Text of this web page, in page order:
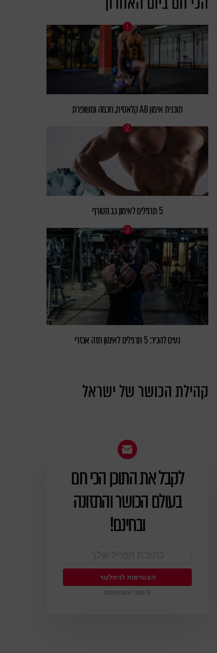
תוכנית אימון AB קלאסית, חכמה ומשופרת
5 תרגילים לאימון גב מטורף
נעים להכיר: 5 תרגילים לאימון חזה אכזרי
קהילת הכושר של ישראל
ניוזלטר
לקבל את התוכן הכי חם
בעולם הכושר והתזונה
ובחינם!
אל חשש, לא נשלח ספאם